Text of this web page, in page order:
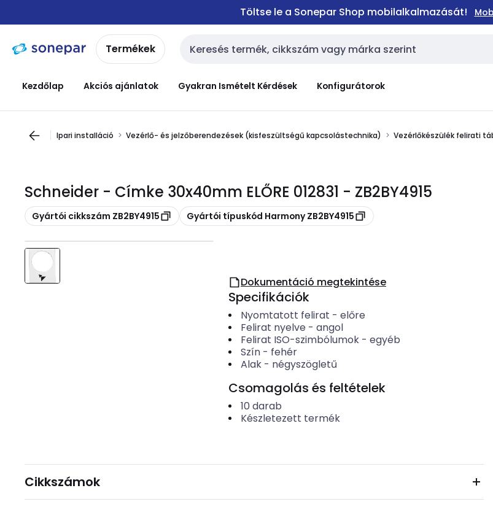
navigációhoztartalomra
Töltse le a Sonepar Shop mobilalkalmazását!
Termékek Keresési bemenet
Kezdőlap Akciós ajánlatok Gyakran Ismételt Kérdések Konfigurátorok
Ipari installáció Vezérlő- és jelzőberendezések (kisfeszültségű kapcsolástechnika) Vezérlőkészülék felirati
Schneider - Címke 30x40mm ELŐRE 012831 - ZB2BY4915
Másolás
Gyártói cikkszám ZB2BY4915 Másolás
Gyártói típuskód Harmony ZB2BY4915
Dokumentáció megtekintése
Specifikációk
Nyomtatott felirat - előre
Felirat nyelve - angol
Felirat ISO-szimbólumok- egyéb
Szín- fehér
Alak- négyszögletű
Csomagolás és feltételek
10 darab
Készletezett termék
Cikkszámok